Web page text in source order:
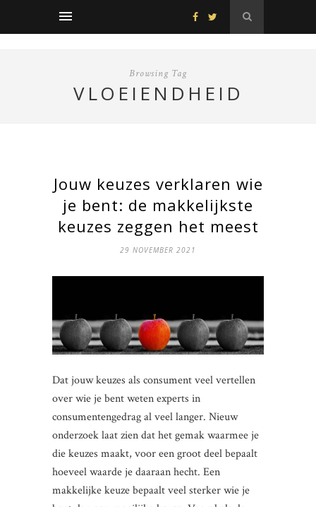
Browsing Tag
VLOEIENDHEID
Jouw keuzes verklaren wie
je bent: de makkelijkste
keuzes zeggen het meest
29 NOVEMBER 2021
Dat jouw keuzes als consument veel vertellen
over wie je bent weten experts in
consumentengedrag al veel langer. Nieuw
onderzoek laat zien dat het gemak waarmee je
die keuzes maakt, voor een groot deel bepaalt
hoeveel waarde je daaraan hecht. Een
makkelijke keuze bepaalt veel sterker wie je